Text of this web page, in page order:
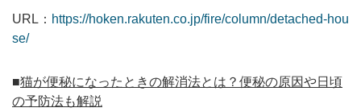
URL： https://hoken.rakuten.co.jp/fire/column/detached-hou
se/
■猫が便秘になったときの解消法とは？便秘の原因や日頃
の予防法も解説